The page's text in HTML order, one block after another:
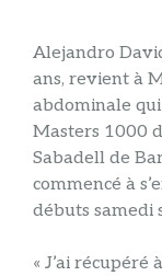
Alejandro
ans, revient à
abdominale
Masters 1000
Sabadell de
commencé à
débuts samedi
« J’ai